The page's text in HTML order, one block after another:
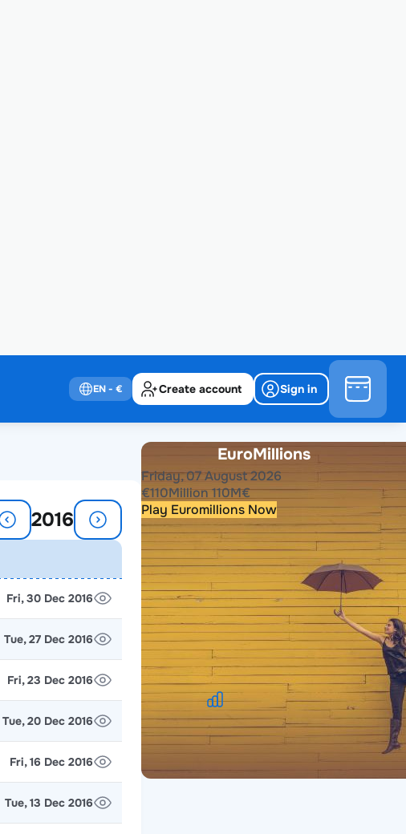
EN- € Create account Sign in
2016
Fri, 30 Dec 2016
Tue, 27 Dec 2016
Fri, 23 Dec 2016
Tue, 20 Dec 2016
Fri, 16 Dec 2016
Tue, 13 Dec 2016
EuroMillions
Friday, 07 August 2026
€110Million110M€
Play Euromillions Now
Past results
2026 2025 2024 2023 2022 2021
2020
2019 2018 2017 2016
2015
2014
2013 2012 2011 2010 2009
2008 2007 2006 2005 2004
EuroMillions Stats